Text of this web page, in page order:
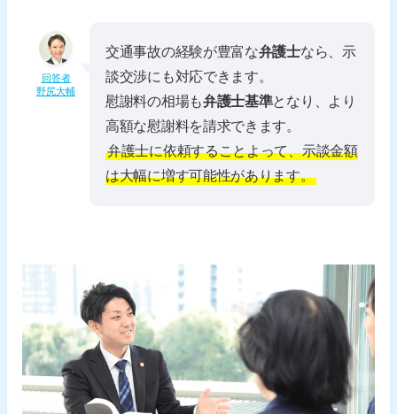
回答者
野尻大輔
交通事故の経験が豊富な弁護士なら、示
談交渉にも対応できます。
慰謝料の相場も弁護士基準となり、より
高額な慰謝料を請求できます。
弁護士に依頼することよって、示談金額
は大幅に増す可能性があります。